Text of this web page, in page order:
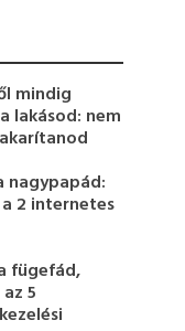
mindig
lakásod: nem
2 internetes
fügefád,
5